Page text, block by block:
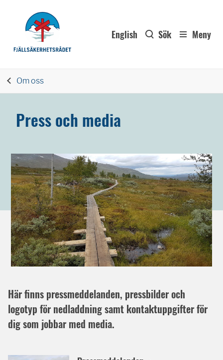
Meny
English Sök
Om oss
Press och media
Här finns pressmeddelanden, pressbilder och
logotyp för nedladdning samt kontaktuppgifter för
dig som jobbar med media.